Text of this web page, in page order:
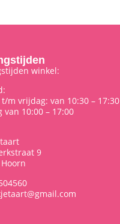
winkel:
m vrijdag: van 10:30 – 17:30
van 10:00 – 17:00
9
Hoorn